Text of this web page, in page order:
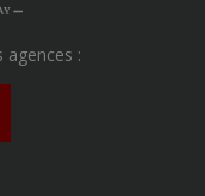
agences :